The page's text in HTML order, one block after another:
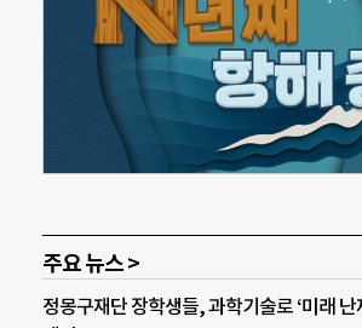
주요 뉴스 >
정몽구재단 장학생들, 과학기술로 ‘미래 난